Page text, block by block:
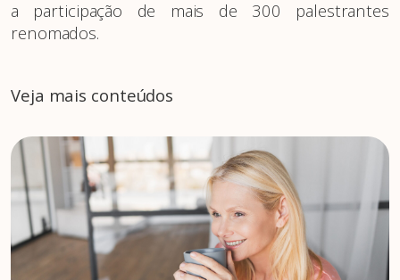
a participação de mais de 300 palestrantes
renomados.
Veja mais conteúdos